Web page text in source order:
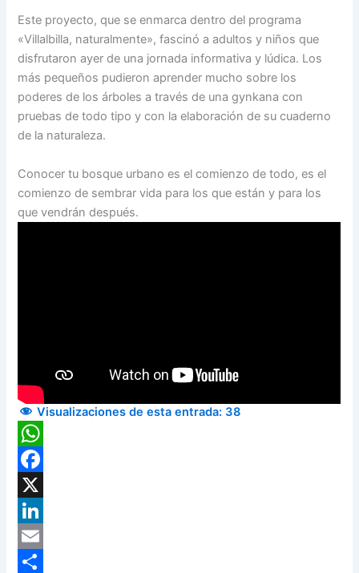
Este proyecto, que se enmarca dentro del programa
«Villalbilla, naturalmente», fascinó a adultos y niños que
disfrutaron ayer de una jornada informativa y lúdica. Los
más pequeños pudieron aprender mucho sobre los
poderes de los árboles a través de una gynkana con
pruebas de todo tipo y con la elaboración de su cuaderno
de la naturaleza.
Conocer tu bosque urbano es el comienzo de todo, es el
comienzo de sembrar vida para los que están y para los
que vendrán después.
Visualizaciones de esta entrada: 38
WhatsApp
Facebook
X
LinkedIn
Email